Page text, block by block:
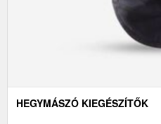
HEGYMÁSZÓ KIEGÉSZÍTŐK